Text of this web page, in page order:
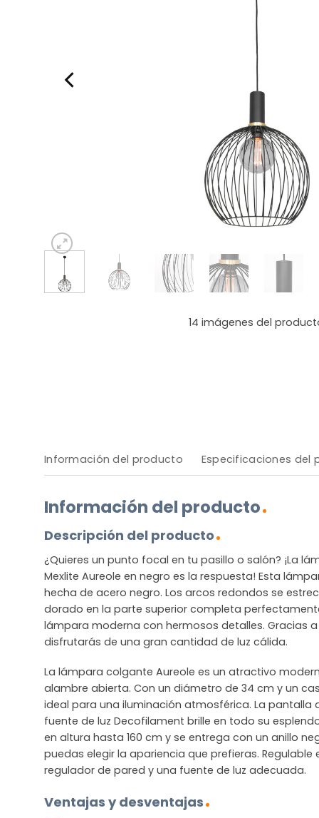
14 imágenes del
Información del producto Especificaciones del
Información del producto
Descripción del producto
¿Quieres un punto focal en tu pasillo o salón? ¡La
Mexlite Aureole en negro es la respuesta! Esta
hecha de acero negro. Los arcos redondos se
dorado en la parte superior completa
lámpara moderna con hermosos detalles. Gracias
disfrutarás de una gran cantidad de luz cálida.
La lámpara colgante Aureole es un atractivo
alambre abierta. Con un diámetro de 34 cm y un
ideal para una iluminación atmosférica. La pantalla
fuente de luz Decofilament brille en todo su
en altura hasta 160 cm y se entrega con un anillo
puedas elegir la apariencia que prefieras.
regulador de pared y una fuente de luz adecuada.
Ventajas y desventajas